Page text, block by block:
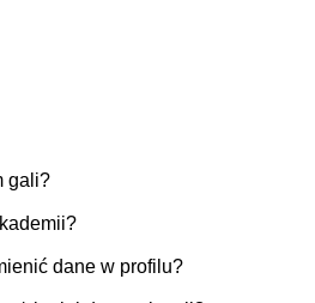
gali?
dane w profilu?